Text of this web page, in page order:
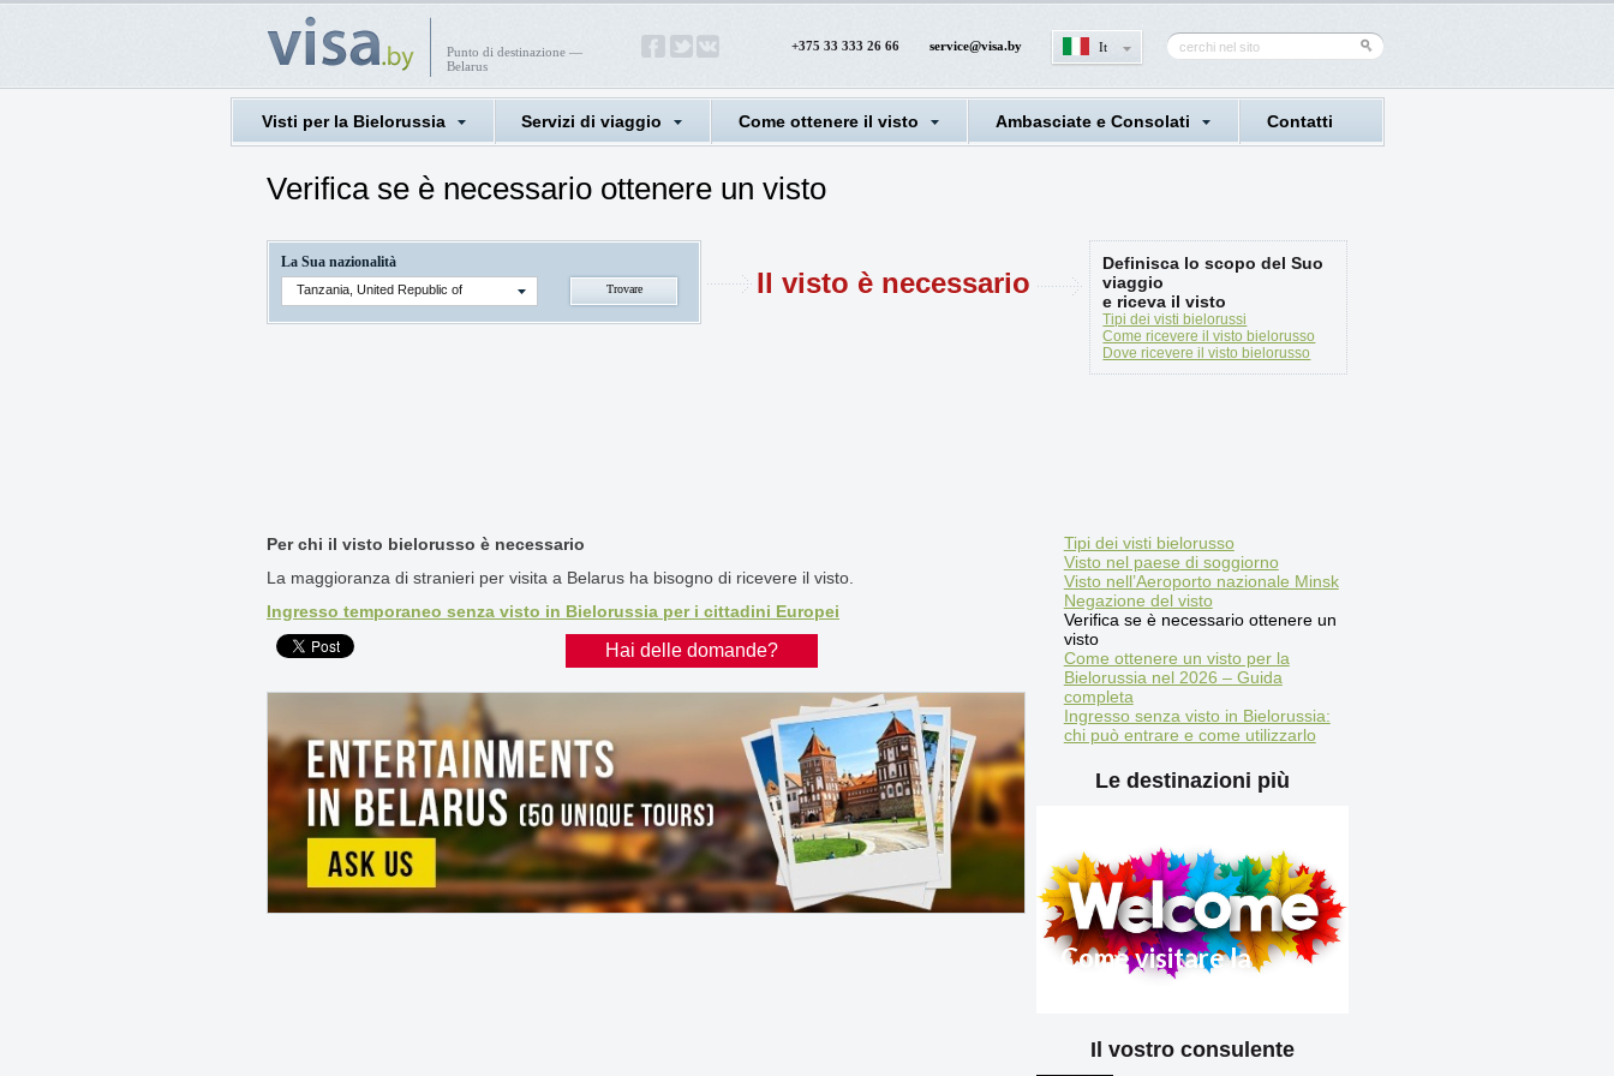
Punto di destinazione —
Belarus
+375 33 333 26 66 service@visa.by It
Visti per la Bielorussia Servizi di viaggio Come ottenere il visto Ambasciate e Consolati Contatti
Verifica se è necessario ottenere un visto
La Sua nazionalità
Tanzania, United Republic of Il visto è necessario
Definisca lo scopo del Suo
viaggio
e riceva il visto
Tipi dei visti bielorussi
Come ricevere il visto bielorusso
Dove ricevere il visto bielorusso
Per chi il visto bielorusso è necessario
La maggioranza di stranieri per visita a Belarus ha bisogno di ricevere il visto.
Ingresso temporaneo senza visto in Bielorussia per i cittadini Europei
Hai delle domande?
Tipi dei visti bielorusso
Visto nel paese di soggiorno
Visto nell’Aeroporto nazionale Minsk
Negazione del visto
Verifica se è necessario ottenere un
visto
Come ottenere un visto per la
Bielorussia nel 2026 – Guida
completa
Ingresso senza visto in Bielorussia:
chi può entrare e come utilizzarlo
Le destinazioni più
Come visitare la
Bielorussia 2025
Regole di ingresso in
Il vostro consulente